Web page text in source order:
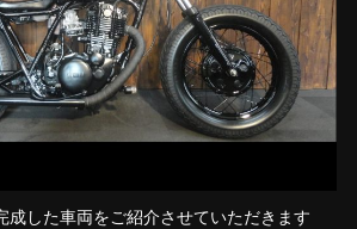
成した車両をご紹介させていただきます